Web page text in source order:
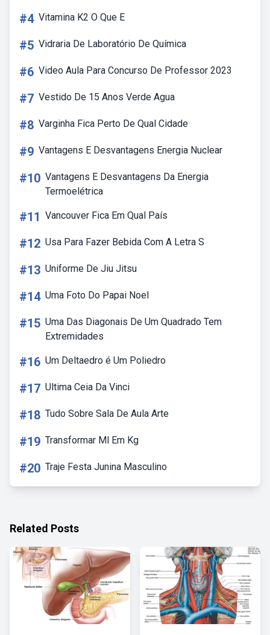
#4 Vitamina K2 O Que E
#5 Vidraria De Laboratório De Química
#6 Video Aula Para Concurso De Professor 2023
#7 Vestido De 15 Anos Verde Agua
#8 Varginha Fica Perto De Qual Cidade
#9 Vantagens E Desvantagens Energia Nuclear
#10 Vantagens E Desvantagens Da Energia
Termoelétrica
#11 Vancouver Fica Em Qual País
#12 Usa Para Fazer Bebida Com A Letra S
#13 Uniforme De Jiu Jitsu
#14 Uma Foto Do Papai Noel
#15 Uma Das Diagonais De Um Quadrado Tem
Extremidades
#16 Um Deltaedro é Um Poliedro
#17 Ultima Ceia Da Vinci
#18 Tudo Sobre Sala De Aula Arte
#19 Transformar Ml Em Kg
#20 Traje Festa Junina Masculino
Related Posts